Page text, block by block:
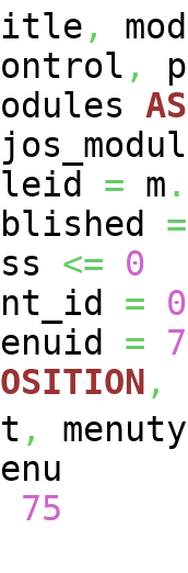
,
,
AS
= m .
=
<=
0
=
0
=
,
,
75